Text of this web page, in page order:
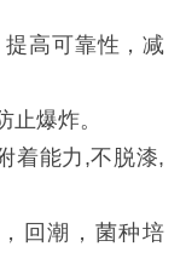
高可靠性，减
爆炸。
着能力,不脱漆,
回潮，菌种培